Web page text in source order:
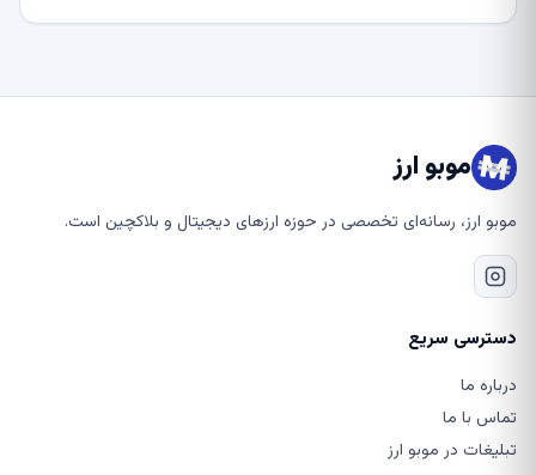
موبو ارز
موبو ارز، رسانه‌ای تخصصی در حوزه ارزهای دیجیتال و بلاکچین است.
دسترسی سریع
درباره ما
تماس با ما
تبلیغات در موبو ارز